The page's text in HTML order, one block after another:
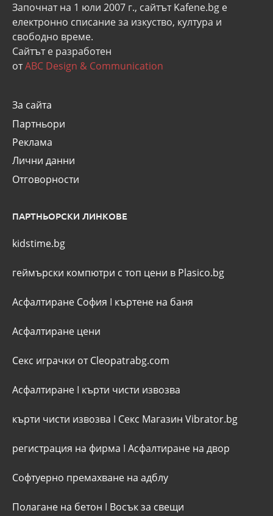
Започнат на 1 юли 2007 г., сайтът Kafene.bg e
eлектронно списание за изкуство, култура и
свободно време.
Сайтът е разработен
отABC Design & Communication
За сайта
Партньори
Реклама
Лични данни
Отговорности
ПАРТНЬОРСКИ ЛИНКОВЕ
kidstime.bg
геймърски компютри с топ цени в Plasico.bg
Асфалтиране София I къртене на баня
Асфалтиране цени
Секс играчки от Cleopatrabg.com
Асфалтиране I кърти чисти извозва
кърти чисти извозва I Секс Магазин Vibrator.bg
регистрация на фирма I Асфалтиране на двор
Софтуерно премахване на адблу
Полагане на бетон I Восък за свещи